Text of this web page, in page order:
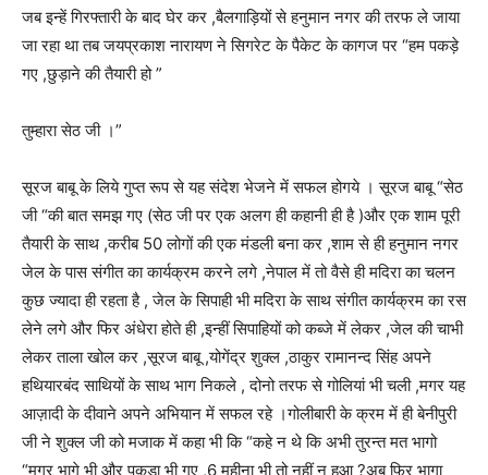
जब इन्हें गिरफ्तारी के बाद घेर कर ,बैलगाड़ियों से हनुमान नगर की तरफ ले जाया
जा रहा था तब जयप्रकाश नारायण ने सिगरेट के पैकेट के कागज पर “हम पकड़े
गए ,छुड़ाने की तैयारी हो ”
तुम्हारा सेठ जी ।”
सूरज बाबू के लिये गुप्त रूप से यह संदेश भेजने में सफल होगये । सूरज बाबू “सेठ
जी “की बात समझ गए (सेठ जी पर एक अलग ही कहानी ही है )और एक शाम पूरी
तैयारी के साथ ,करीब 50 लोगों की एक मंडली बना कर ,शाम से ही हनुमान नगर
जेल के पास संगीत का कार्यक्रम करने लगे ,नेपाल में तो वैसे ही मदिरा का चलन
कुछ ज्यादा ही रहता है , जेल के सिपाही भी मदिरा के साथ संगीत कार्यक्रम का रस
लेने लगे और फिर अंधेरा होते ही ,इन्हीं सिपाहियों को कब्जे में लेकर ,जेल की चाभी
लेकर ताला खोल कर ,सूरज बाबू ,योगेंद्र शुक्ल ,ठाकुर रामानन्द सिंह अपने
हथियारबंद साथियों के साथ भाग निकले , दोनो तरफ से गोलियां भी चली ,मगर यह
आज़ादी के दीवाने अपने अभियान में सफल रहे ।गोलीबारी के क्रम में ही बेनीपुरी
जी ने शुक्ल जी को मजाक में कहा भी कि “कहे न थे कि अभी तुरन्त मत भागो
“मगर भागे भी और पकड़ा भी गए ,6 महीना भी तो नहीं न हुआ ?अब फिर भागा